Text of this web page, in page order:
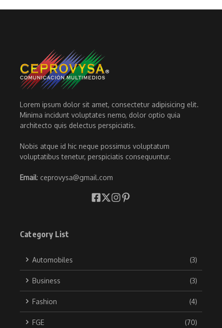
Lorem ipsum dolor sit amet, consectetur adipisicing elit.
Minima incidunt voluptates nemo, dolor optio quia
architecto quis delectus perspiciatis.
Nobis atque id hic neque possimus voluptatum
voluptatibus tenetur, perspiciatis consequuntur.
Email: ceprovysa@gmail.com
Category List
Automobiles (3)
Business (3)
Fashion (4)
FGE (70)